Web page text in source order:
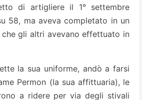
di artigliere il 1° settembre
58, ma aveva completato in un
gli altri avevano effettuato in
la sua uniforme, andò a farsi
Permon (la sua affittuaria), le
a ridere per via degli stivali